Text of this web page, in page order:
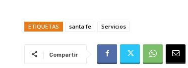
ETIQUETAS santa fe Servicios
Compartir